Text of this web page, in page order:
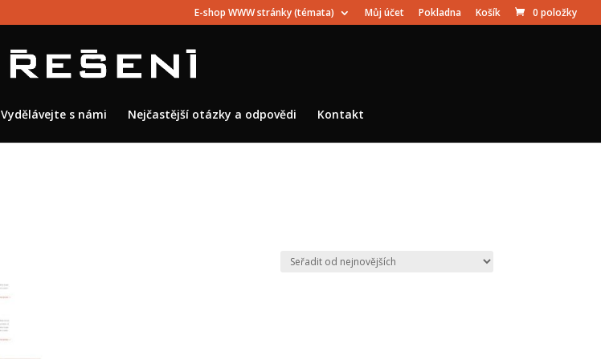
E-shop WWW stránky (témata) Můj účet Pokladna Košík 0 položky
Vydělávejte s námi Nejčastější otázky a odpovědi Kontakt